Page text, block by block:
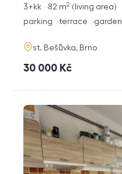
rozměry
disposition
3+kk living area
82 m2
funkce
parking terrace garden
adresa
st. Bešůvka, Brno
cena
30 000 Kč